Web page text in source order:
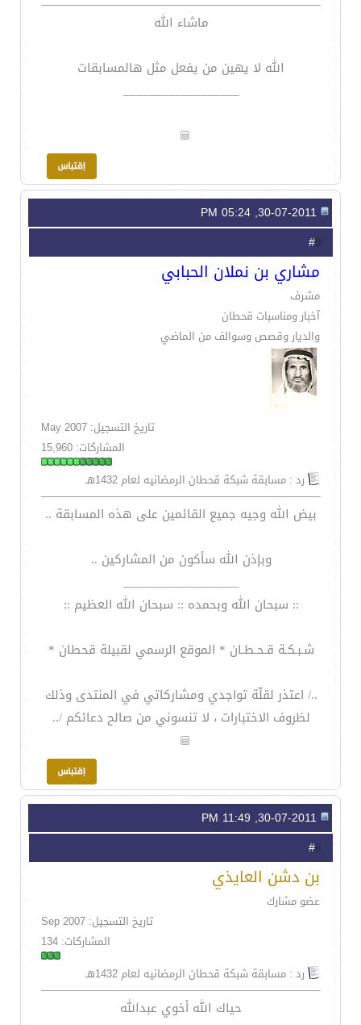
ماشاء الله
الله لا يهين من يفعل مثل هالمسابقات
__________________
5
مشاري بن نملان الحبابي
مشرف
آخبار ومناسبات قحطان
والديار وقصص وسوالف من الماضي
تاريخ التسجيل: May 2007
المشاركات: 15,960
رد : مسابقة شبكة قحطان الرمضانيه لعام 1432هـ
بيض الله وجيه جميع القائمين على هذه المسابقة ..
وبإذن الله سأكون من المشاركين ..
__________________
:: سبحان الله وبحمده :: سبحان الله العظيم ::
شـبـكـة قـحـطـان * الموقع الرسمي لقبيلة قحطان *
../ اعتذر لقلّة تواجدي ومشاركاتي في المنتدى وذلك
لظروف الاختبارات ، لا تنسوني من صالح دعائكم /..
6
بن دشن العايذي
عضو مشارك
تاريخ التسجيل: Sep 2007
المشاركات: 134
رد : مسابقة شبكة قحطان الرمضانيه لعام 1432هـ
حياك الله أخوي عبدالله